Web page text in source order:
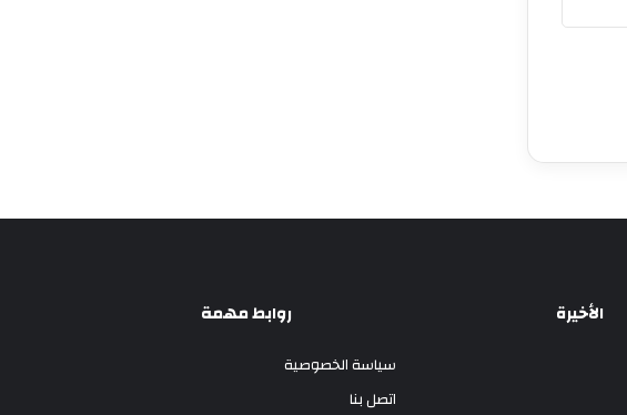
الأخيرة روابط مهمة
سياسة الخصوصية
اتصل بنا